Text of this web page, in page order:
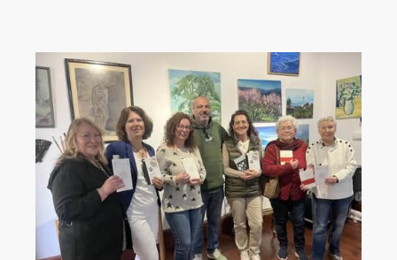
Image